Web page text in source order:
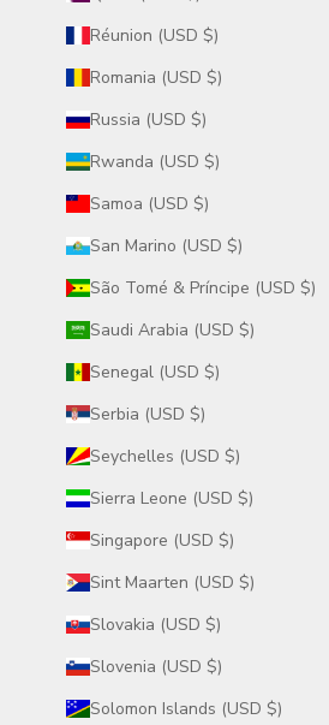
Réunion (USD $)
Romania (USD $)
Russia (USD $)
Rwanda (USD $)
Samoa (USD $)
San Marino (USD $)
São Tomé & Príncipe (USD $)
Saudi Arabia (USD $)
Senegal (USD $)
Serbia (USD $)
Seychelles (USD $)
Sierra Leone (USD $)
Singapore (USD $)
Sint Maarten (USD $)
Slovakia (USD $)
Slovenia (USD $)
Solomon Islands (USD $)